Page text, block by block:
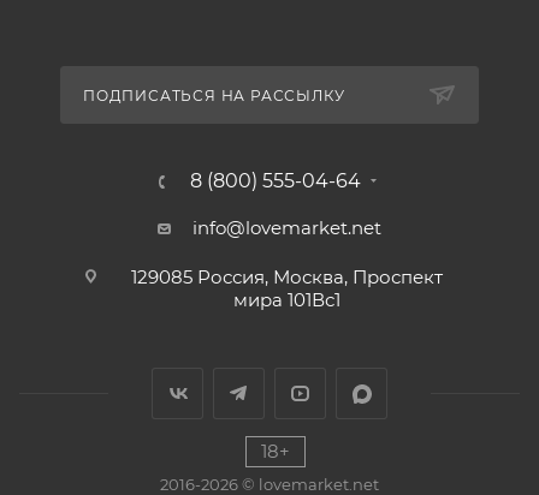
ПОДПИСАТЬСЯ НА РАССЫЛКУ
8 (800) 555-04-64
info@lovemarket.net
129085 Россия, Москва, Проспект
мира 101Вс1
2016-2026 © lovemarket.net
18+